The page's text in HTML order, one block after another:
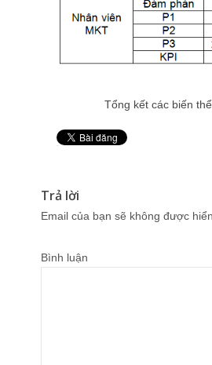
Tổng kết các biến
Trả lời
Email của bạn sẽ không được
Bình luận